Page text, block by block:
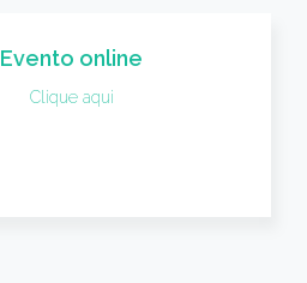
Evento online
Clique aqui